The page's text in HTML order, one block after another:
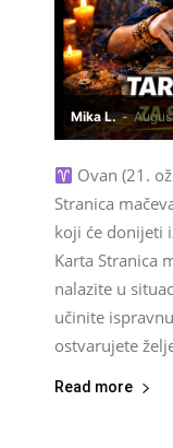
Mika L. -
Ovan (21.
Stranica
koji će donijeti
Karta Stranica
nalazite u
učinite
ostvarujete
Read more